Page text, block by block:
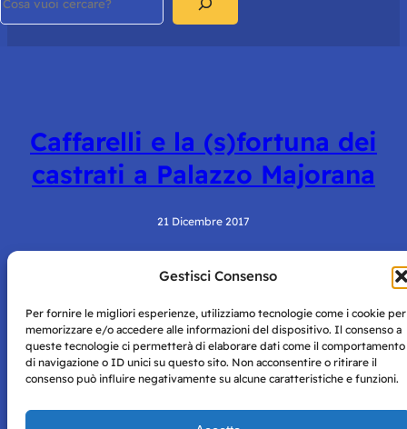
Gestisci Consenso
Per fornire le migliori esperienze, utilizziamo tecnologie come i cookie per
memorizzare e/o accedere alle informazioni del dispositivo. Il consenso a
queste tecnologie ci permetterà di elaborare dati come il comportamento
di navigazione o ID unici su questo sito. Non acconsentire o ritirare il
consenso può influire negativamente su alcune caratteristiche e funzioni.
Caffarelli e la (s)fortuna dei
castrati a Palazzo Majorana
21 Dicembre 2017
Napoli con autorizzazione numero 38 del 25/9/2019.
Tutte le immagini e i contenuti su questo sito sono forniti